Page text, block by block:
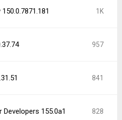
1K
957
841
155.0a1 828